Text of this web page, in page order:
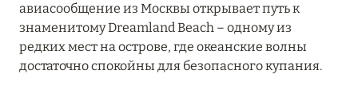
MANDARIN ORIENTAL JUMEIRA — SUITE
NOVEMBER
Подробнее
авиасообщение из Москвы открывает путь к
знаменитому Dreamland Beach – одному из
редких мест на острове, где океанские волны
достаточно спокойны для безопасного купания.